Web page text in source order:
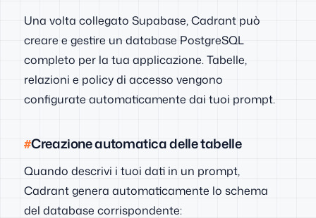
Una volta collegato Supabase, Cadrant può
creare e gestire un database PostgreSQL
completo per la tua applicazione. Tabelle,
relazioni e policy di accesso vengono
configurate automaticamente dai tuoi prompt.
Creazione automatica delle tabelle
Quando descrivi i tuoi dati in un prompt,
Cadrant genera automaticamente lo schema
del database corrispondente: